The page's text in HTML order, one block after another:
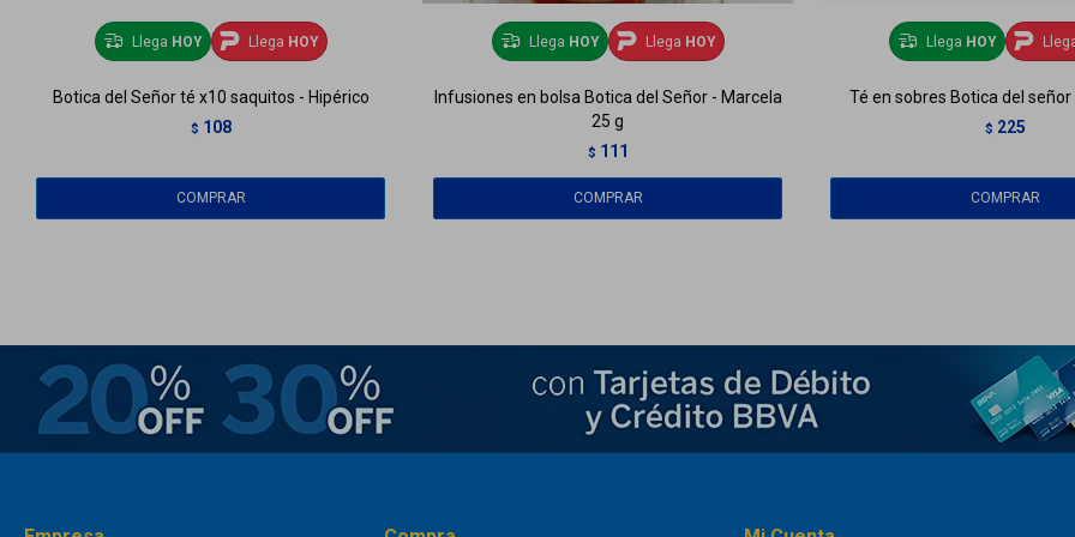
Llega HOY Llega HOY
Botica del Señor té x10 saquitos - Hipérico
$ 108
Llega HOY Llega HOY
Infusiones en bolsa Botica del Señor - Marcela
25 g
$ 111
Llega HOY
Té en sobres Botica del
$ 225